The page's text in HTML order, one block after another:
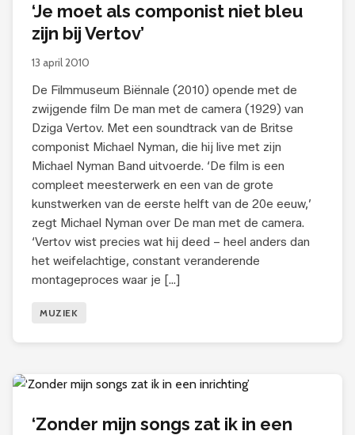
‘Je moet als componist niet bleu
zijn bij Vertov’
13 april 2010
De Filmmuseum Biënnale (2010) opende met de
zwijgende film De man met de camera (1929) van
Dziga Vertov. Met een soundtrack van de Britse
componist Michael Nyman, die hij live met zijn
Michael Nyman Band uitvoerde. ‘De film is een
compleet meesterwerk en een van de grote
kunstwerken van de eerste helft van de 20e eeuw,’
zegt Michael Nyman over De man met de camera.
‘Vertov wist precies wat hij deed – heel anders dan
het weifelachtige, constant veranderende
montageproces waar je […]
MUZIEK
‘Zonder mijn songs zat ik in een